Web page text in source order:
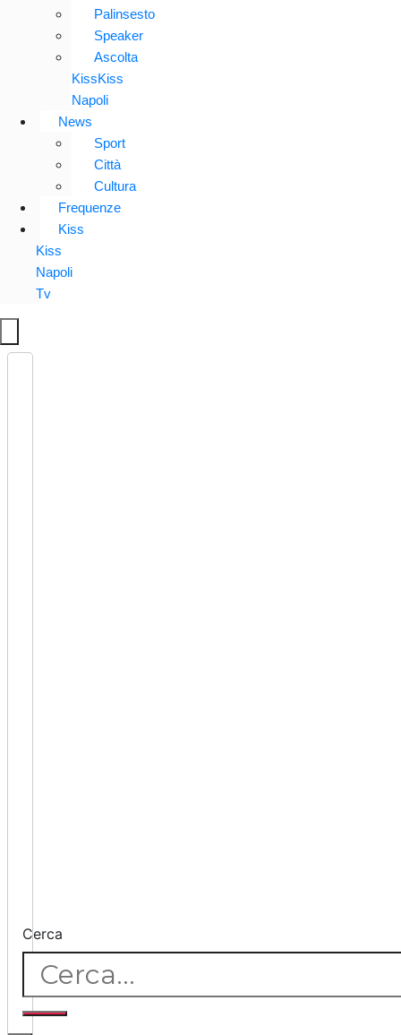
Palinsesto
Speaker
Ascolta
KissKiss
Napoli
News
Sport
Città
Cultura
Frequenze
Kiss
Kiss
Napoli
Tv
Cerca